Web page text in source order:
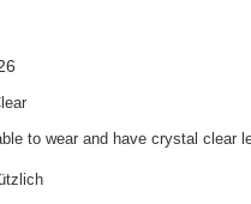
to wear and have crystal clear